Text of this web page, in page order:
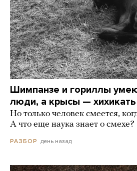
Шимпанзе и гориллы
люди, а крысы — хихикать
Но только человек смеется,
А что еще наука знает о смехе?
РАЗБОР день назад